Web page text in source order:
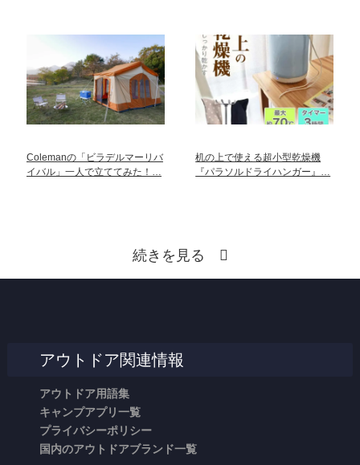
Colemanの「ビラデルマーリバ
イバル」一人で立ててみた！…
机の上で使える超小型乾燥機
『パラソルドライハンガー』…
続きを見る
アウトドア関連情報
アウトドア用語集
キャンプアプリ一覧
プライバシーポリシー
国内のアウトドアブランド一覧